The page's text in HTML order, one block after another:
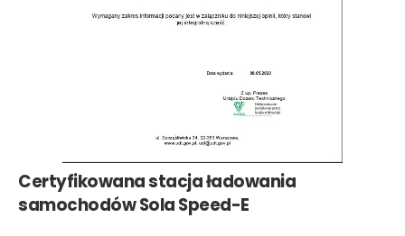
Certyfikowana stacja ładowania
samochodów Sola Speed-E